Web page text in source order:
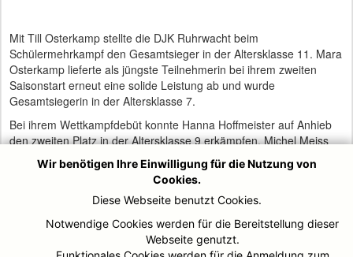
Mit Till Osterkamp stellte die DJK Ruhrwacht beim
Schülermehrkampf den Gesamtsieger in der Altersklasse 11. Mara
Osterkamp lieferte als jüngste Teilnehmerin bei ihrem zweiten
Saisonstart erneut eine solide Leistung ab und wurde
Gesamtsiegerin in der Altersklasse 7.
Bei ihrem Wettkampfdebüt konnte Hanna Hoffmeister auf Anhieb
den zweiten Platz in der Altersklasse 9 erkämpfen. Michel Meiss
sicherte sich in der Altersklasse 9 den dritten Rang. Die 7 bis
11jährigen Kanuten nahmen am Schülermehrkampf teil, der einen
Paddelparcour, einen 1600m Lauwettbewerb und zwei
Paddeldisziplinen über 100m Sprint und 1500m/1000m
Langstrecke beinhaltete.
Wir benötigen Ihre Einwilligung für die Nutzung von
Cookies.
Diese Webseite benutzt Cookies.
Notwendige Cookies werden für die Bereitstellung dieser
Webseite genutzt.